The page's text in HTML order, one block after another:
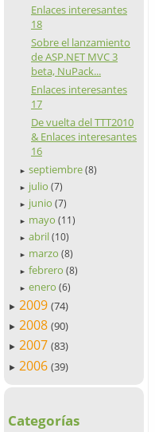
Enlaces interesantes
18
Sobre el lanzamiento
de ASP.NET MVC 3
beta, NuPack...
Enlaces interesantes
17
De vuelta del TTT2010
& Enlaces interesantes
16
► septiembre (8)
► julio (7)
► junio (7)
► mayo (11)
► abril (10)
► marzo (8)
► febrero (8)
► enero (6)
► 2009 (74)
► 2008 (90)
► 2007 (83)
► 2006 (39)
Categorías